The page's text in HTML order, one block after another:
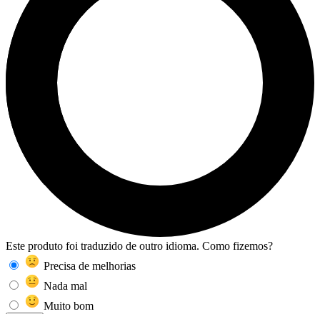
Este produto foi traduzido de outro idioma. Como fizemos?
Precisa de melhorias
Nada mal
Muito bom